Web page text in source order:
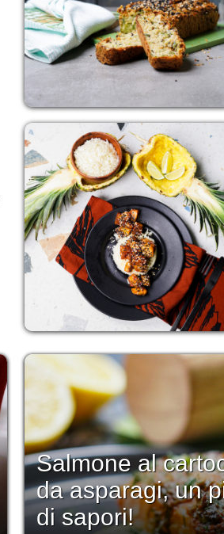
Salmone al
da asparagi, un
di sapori!